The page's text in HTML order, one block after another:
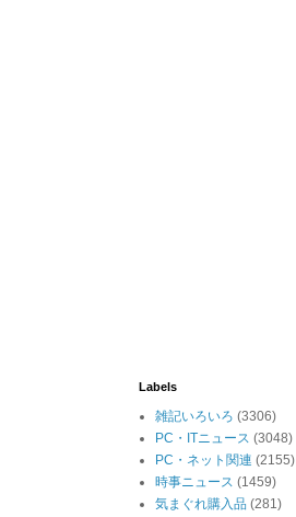
Labels
雑記いろいろ (3306)
PC・ITニュース (3048)
PC・ネット関連 (2155)
時事ニュース (1459)
気まぐれ購入品 (281)